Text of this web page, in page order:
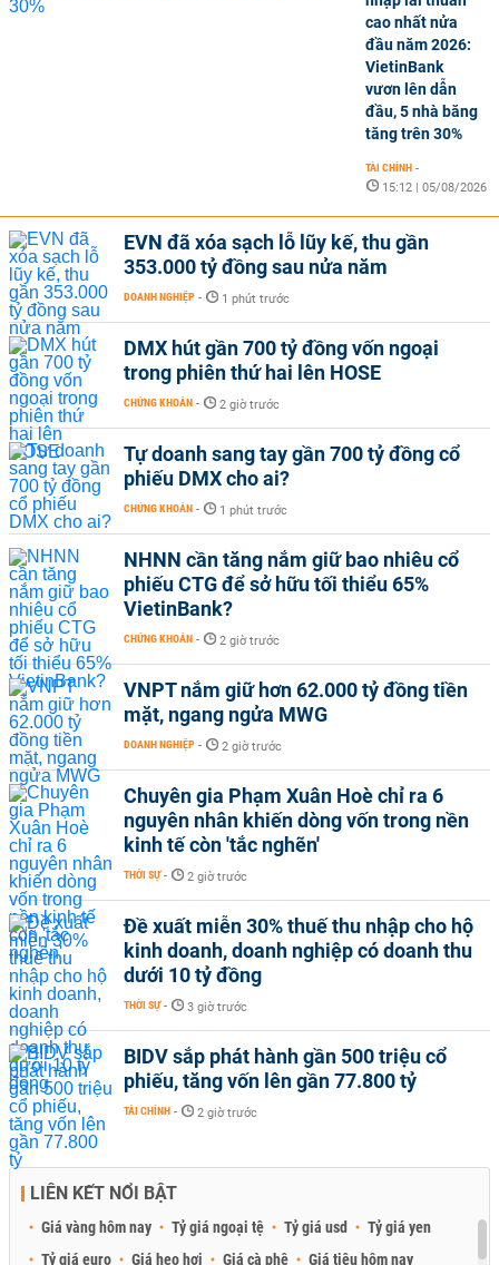
cao nhất nửa
đầu năm 2026:
VietinBank
vươn lên dẫn
đầu, 5 nhà băng
tăng trên 30%
TÀI CHÍNH -
15:12 | 05/08/2026
EVN đã xóa sạch lỗ lũy kế, thu gần
353.000 tỷ đồng sau nửa năm
DOANH NGHIỆP - 1 phút trước
DMX hút gần 700 tỷ đồng vốn ngoại
trong phiên thứ hai lên HOSE
CHỨNG KHOÁN - 2 giờ trước
Tự doanh sang tay gần 700 tỷ đồng cổ
phiếu DMX cho ai?
CHỨNG KHOÁN - 1 phút trước
NHNN cần tăng nắm giữ bao nhiêu cổ
phiếu CTG để sở hữu tối thiểu 65%
VietinBank?
CHỨNG KHOÁN - 2 giờ trước
VNPT nắm giữ hơn 62.000 tỷ đồng tiền
mặt, ngang ngửa MWG
DOANH NGHIỆP - 2 giờ trước
Chuyên gia Phạm Xuân Hoè chỉ ra 6
nguyên nhân khiến dòng vốn trong nền
kinh tế còn 'tắc nghẽn'
THỜI SỰ - 2 giờ trước
Đề xuất miễn 30% thuế thu nhập cho hộ
kinh doanh, doanh nghiệp có doanh thu
dưới 10 tỷ đồng
THỜI SỰ - 3 giờ trước
BIDV sắp phát hành gần 500 triệu cổ
phiếu, tăng vốn lên gần 77.800 tỷ
TÀI CHÍNH - 2 giờ trước
LIÊN KẾT NỔI BẬT
Giá vàng hôm nay Tỷ giá ngoại tệ Tỷ giá usd
Tỷ giá yen
Tỷ giá euro
Giá heo hơi Giá cà phê Giá tiêu hôm nay